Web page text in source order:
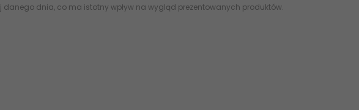
dnia, co ma istotny wpływ na wygląd prezentowanych produktów.